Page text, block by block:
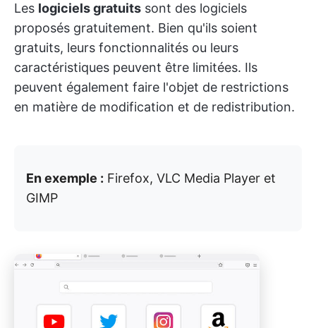
Les logiciels gratuits sont des logiciels
proposés gratuitement. Bien qu'ils soient
gratuits, leurs fonctionnalités ou leurs
caractéristiques peuvent être limitées. Ils
peuvent également faire l'objet de restrictions
en matière de modification et de redistribution.
En exemple : Firefox, VLC Media Player et
GIMP